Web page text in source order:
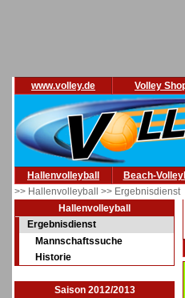
www.volley.de Volley
Hallenvolleyball Beach-
>> Hallenvolleyball >> Ergebnisdienst
Hallenvolleyball
Ergebnisdienst
Mannschaftssuche
Historie
Saison 2012/2013